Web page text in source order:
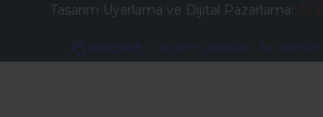
Tasarım Uyarlama ve Dijital Pazarlama: AYZ
ideasoft
e-
ticaret